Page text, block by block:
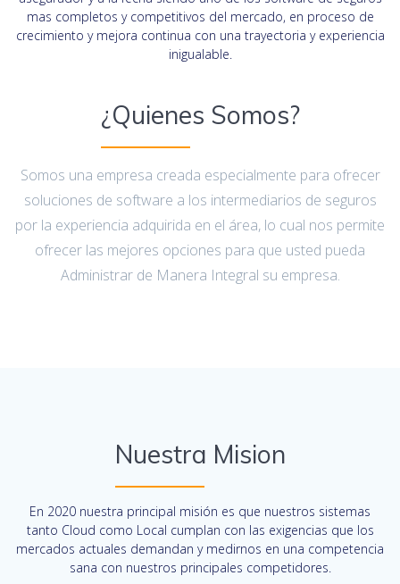
mas completos y competitivos del mercado, en proceso de
crecimiento y mejora continua con una trayectoria y experiencia
inigualable.
¿Quienes Somos?
Somos una empresa creada especialmente para ofrecer
soluciones de software a los intermediarios de seguros
por la experiencia adquirida en el área, lo cual nos permite
ofrecer las mejores opciones para que usted pueda
Administrar de Manera Integral su empresa.
Nuestra Mision
En 2020 nuestra principal misión es que nuestros sistemas
tanto Cloud como Local cumplan con las exigencias que los
mercados actuales demandan y medirnos en una competencia
sana con nuestros principales competidores.